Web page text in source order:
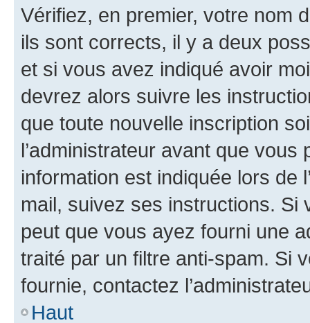
Vérifiez, en premier, votre nom
ils sont corrects, il y a deux
et si vous avez indiqué avoir
devrez alors suivre les
que toute nouvelle inscription
l’administrateur avant que
information est indiquée lors de
mail, suivez ses instructions. Si
peut que vous ayez fourni une
traité par un filtre anti-spam. Si
fournie, contactez
Haut